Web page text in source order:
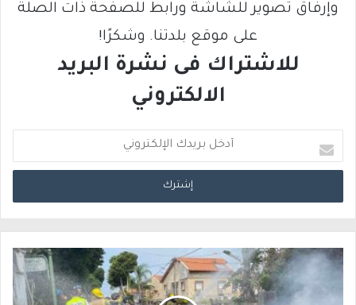
وإرفاق تصوير للشاشة ورابط للصفحة ذات الصلة
على موقع بلدتنا. وشكرًا!
للاشتراك فى نشرة البريد
الالكتروني
د
خ
ب